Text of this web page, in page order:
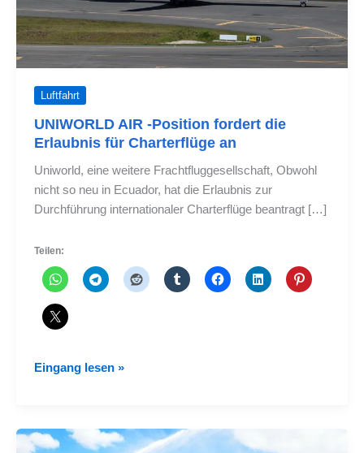
Luftfahrt
UNIWORLD AIR -Position fordert die
Erlaubnis für Charterflüge an
Uniworld, eine weitere Frachtfluggesellschaft, Obwohl
nicht so neu in Ecuador, hat die Erlaubnis zur
Durchführung internationaler Charterflüge beantragt […]
Teilen:
UNIWORLD
Position
fordert
Eingang lesen »